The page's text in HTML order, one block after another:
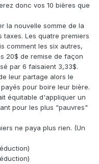
donc vos 10 bières que
la nouvelle somme de la
Les quatre premiers
comment les six autres,
20$ de remise de façon
par 6 faisaient 3,33$.
leur partage alors le
pour boire leur bière.
équitable d'appliquer un
pour les plus "pauvres"
ne paya plus rien. (Un